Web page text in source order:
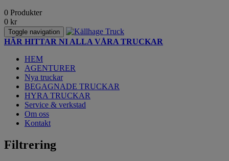
0 Produkter
0 kr
Toggle navigation
HÄR HITTAR NI ALLA VÅRA TRUCKAR
HEM
AGENTURER
Nya truckar
BEGAGNADE TRUCKAR
HYRA TRUCKAR
Service & verkstad
Om oss
Kontakt
Filtrering